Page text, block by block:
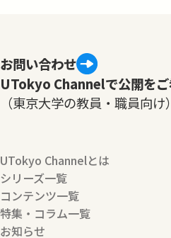
お問い合わせ
UTokyo Channelで公開をご
（東京大学の教員・職員向け）
UTokyo Channelとは
シリーズ一覧
コンテンツ一覧
特集・コラム一覧
お知らせ